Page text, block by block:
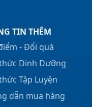
TIN THÊM
- Đổi quà
Dinh Dưỡng
Tập Luyện
dẫn mua hàng